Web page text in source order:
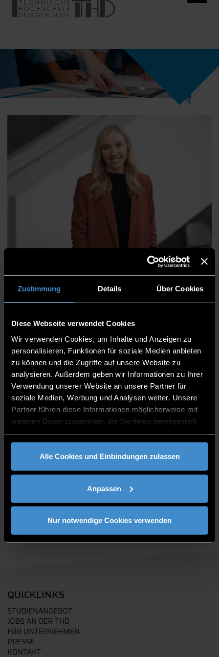
Zustimmung Details Über Cookies
Diese Webseite verwendet Cookies
Wir verwenden Cookies, um Inhalte und Anzeigen zu
personalisieren, Funktionen für soziale Medien anbieten
zu können und die Zugriffe auf unsere Website zu
analysieren. Außerdem geben wir Informationen zu Ihrer
Verwendung unserer Website an unsere Partner für
soziale Medien, Werbung und Analysen weiter. Unsere
Partner führen diese Informationen möglicherweise mit
weiteren Daten zusammen, die Sie ihnen bereitgestellt
gesammelt haben.
Alle Cookies und Einbindungen zulassen
Anpassen
Nur notwendige Cookies verwenden
Julia Stallinger, M.Sc.
Berufungsverfahren
Abteilung Human-Resource-Management
Personalmanagement Berufungsverfahren
in Elternzeit
H 210
0991/3615-8364
QUICKLINKS
STUDIENANGEBOT
JOBS AN DER THD
FÜR UNTERNEHMEN
PRESSE
KONTAKT